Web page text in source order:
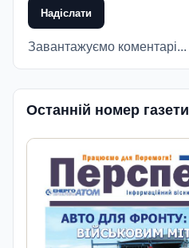
Надіслати
Завантажуємо коментарі...
Останній номер газети